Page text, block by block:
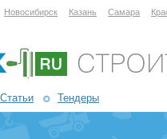
Новосибирск Казань Самара
Статьи Тендеры